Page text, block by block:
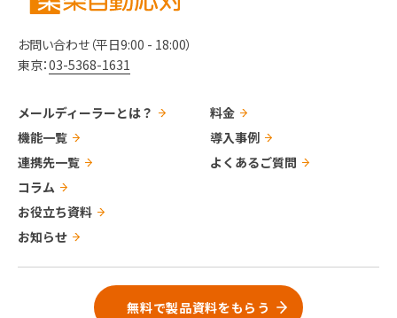
お問い合わせ（平日9:00 - 18:00）
東京：03-5368-1631
メールディーラーとは？
機能一覧
連携先一覧
料金
導入事例
よくあるご質問
コラム
お役立ち資料
お知らせ
無料で製品資料をもらう